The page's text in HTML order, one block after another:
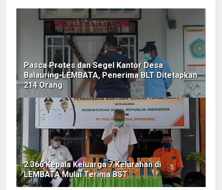
Pasca Protes dan Segel Kantor Desa
Balauring-LEMBATA, Penerima BLT Ditetapkan
214 Orang
2.366 Kepala Keluarga 7 Kelurahan di
LEMBATA Mulai Terima BST